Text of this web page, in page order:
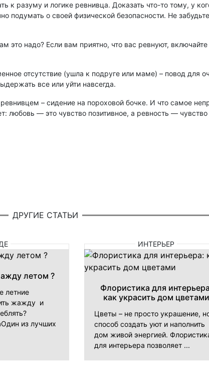
к разуму и логике ревнивца. Доказать что-то тому, у
подумать о своей физической безопасности. Не
это надо? Если вам приятно, что вас ревнуют,
отсутствие (ушла к подруге или маме) – повод для
все или уйти навсегда.
– сидение на пороховой бочке. И что самое
любовь — это чувство позитивное, а ревность —
ДРУГИЕ СТАТЬИ
летом ?
летние
жажду и
из лучших
ИНТЕРЬЕР
Флористика для
как украсить дом цветами
Цветы – не просто украшение,
способ создать уют и наполнить
дом живой энергией.
для интерьера позволяет ...